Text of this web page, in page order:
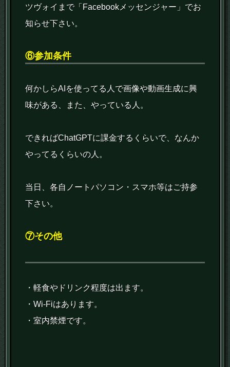
ツヴォイまで「Facebookメッセンジャー」でお
知らせ下さい。
⑥参加条件
何かしらAIを使ってる人で画像や動画生成に興
味がある、また、やっている人。
できればChatGPTに課金するくらいで、なんか
やってるくらいの人。
当日、各自ノートパソコン・スマホ等はご持参
下さい。
⑦その他
・軽食やドリンク程度は出ます。
・Wi-Fiはあります。
・室内禁煙です。